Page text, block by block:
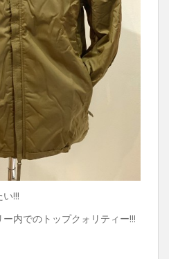
!!!
内でのトップクォリティー!!!